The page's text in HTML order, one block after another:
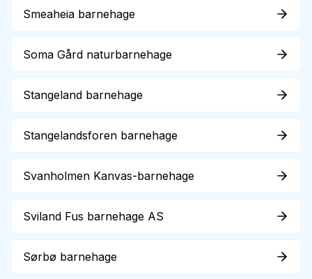
Smeaheia barnehage
Soma Gård naturbarnehage
Stangeland barnehage
Stangelandsforen barnehage
Svanholmen Kanvas-barnehage
Sviland Fus barnehage AS
Sørbø barnehage